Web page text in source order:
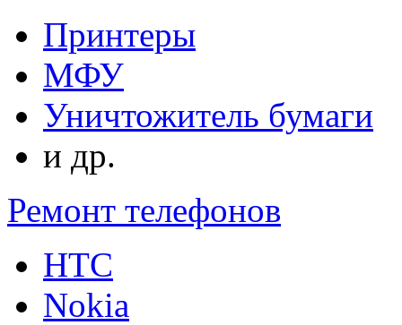
Принтеры
МФУ
Уничтожитель бумаги
и др.
Ремонт телефонов
HTC
Nokia